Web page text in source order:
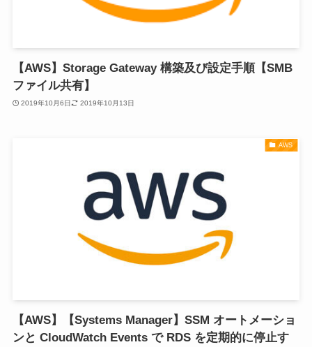
【AWS】Storage Gateway 構築及び設定手順【SMB
ファイル共有】
2019年10月6日 2019年10月13日
AWS
【AWS】【Systems Manager】SSM オートメーショ
ンと CloudWatch Events で RDS を定期的に停止す